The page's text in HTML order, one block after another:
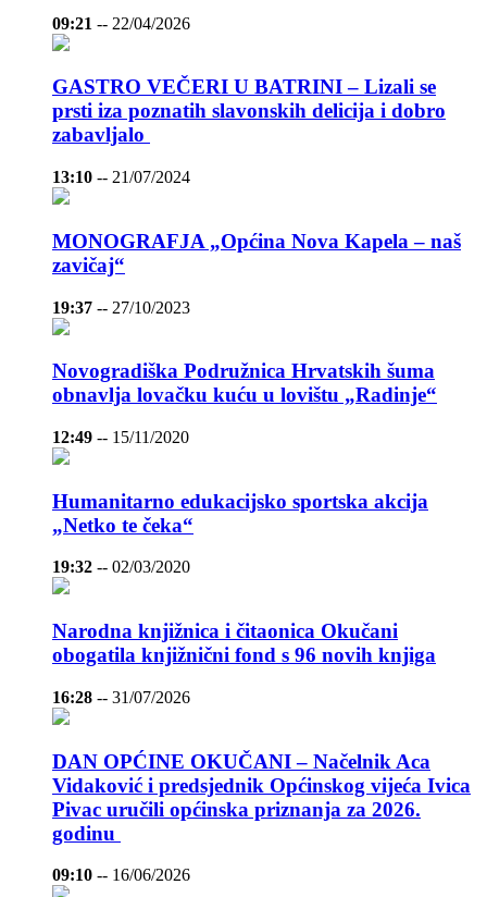
09:21 -- 22/04/2026
GASTRO VEČERI U BATRINI – Lizali se
prsti iza poznatih slavonskih delicija i dobro
zabavljalo
13:10 -- 21/07/2024
MONOGRAFJA „Općina Nova Kapela – naš
zavičaj“
19:37 -- 27/10/2023
Novogradiška Podružnica Hrvatskih šuma
obnavlja lovačku kuću u lovištu „Radinje“
12:49 -- 15/11/2020
Humanitarno edukacijsko sportska akcija
„Netko te čeka“
19:32 -- 02/03/2020
Narodna knjižnica i čitaonica Okučani
obogatila knjižnični fond s 96 novih knjiga
16:28 -- 31/07/2026
DAN OPĆINE OKUČANI – Načelnik Aca
Vidaković i predsjednik Općinskog vijeća Ivica
Pivac uručili općinska priznanja za 2026.
godinu
09:10 -- 16/06/2026